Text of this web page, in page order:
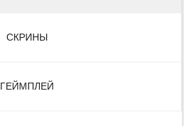
СКРИНЫ
ГЕЙМПЛЕЙ